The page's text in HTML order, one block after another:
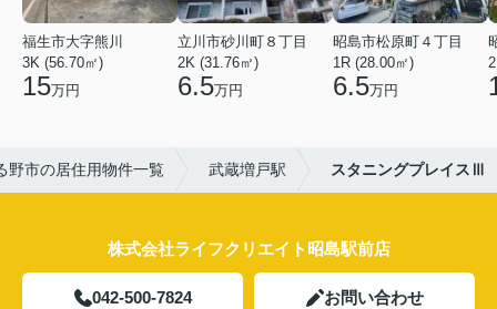
福生市大字熊川
3K (56.70㎡)
15万円
立川市砂川町８丁目
2K (31.76㎡)
6.5万円
昭島市松原町４丁目
1R (28.00㎡)
6.5万円
野市の居住用物件一覧 武蔵増戸駅 スタニングプレイスⅢ
株式会社ライフクリエイト昭島駅前店
042-500-7824 お問い合わせ